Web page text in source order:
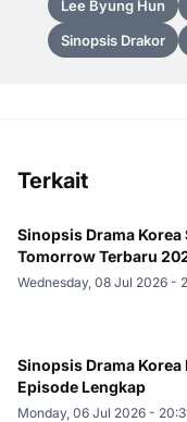
Lee Byung Hun
Sinopsis Drakor
Terkait
Sinopsis Drama Korea
Tomorrow Terbaru
Wednesday, 08 Jul 2026 -
Sinopsis Drama Korea
Episode Lengkap
Monday, 06 Jul 2026 -